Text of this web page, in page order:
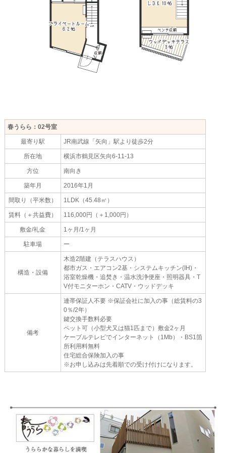
春うらら：02号室
最寄り駅 JR南武線「矢向」駅より徒歩2分
所在地 横浜市鶴見区矢向6-11-13
方位 南向き
築年月 2016年1月
間取り（平米数） 1LDK（45.48㎡）
賃料（＋共益費） 116,000円（＋1,000円）
敷金/礼金 1ヶ月/1ヶ月
駐車場 ー
構造・設備
木造2階建（テラスハウス）
都市ガス・エアコン2基・システムキッチン(IH)・
浴室乾燥機・追焚き・温水洗浄便座・照明器具・T
V付モニターホン・CATV・ウッドデッキ
備考
連帯保証人不要 ※保証会社に加入の事（総賃料の3
0％/2年）
鍵交換手数料必要
ペット可（小型犬又は猫1匹まで）敷金2ヶ月
ケーブルテレビでインターネット（1Mb）・BS1箇
所利用料無料
住宅総合保険加入の事
※お申し込みは先着順での受け付けになります。